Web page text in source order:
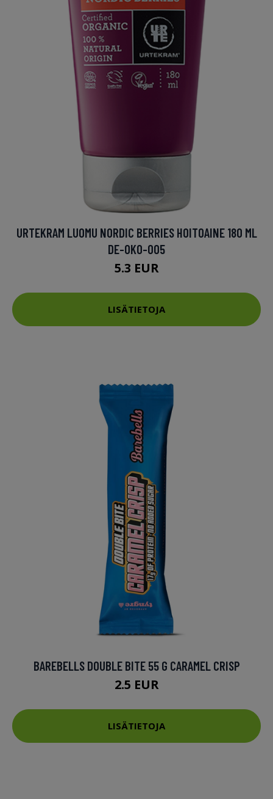
URTEKRAM LUOMU NORDIC BERRIES HOITOAINE 180 ML
DE-OKO-005
5.3 EUR
LISÄTIETOJA
BAREBELLS DOUBLE BITE 55 G CARAMEL CRISP
2.5 EUR
LISÄTIETOJA